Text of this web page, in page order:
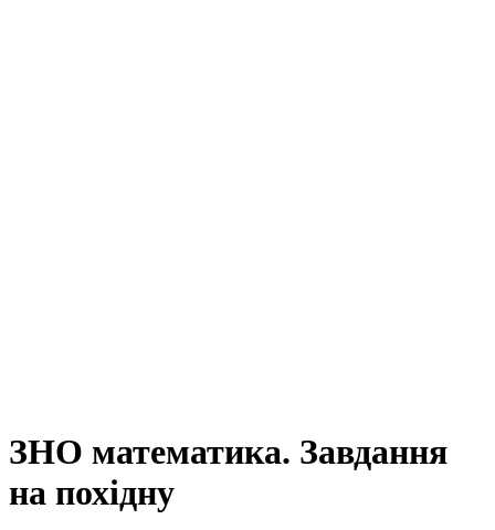
ЗНО математика. Завдання
на похідну